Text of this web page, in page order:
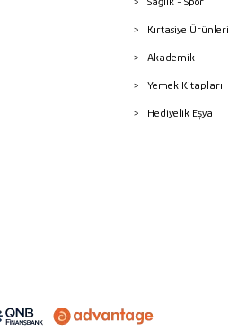
Kırtasiye Ürünleri
Akademik
Yemek Kitapları
Hediyelik Eşya